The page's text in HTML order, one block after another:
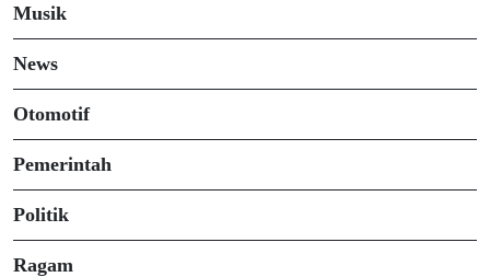
Musik
News
Otomotif
Pemerintah
Politik
Ragam